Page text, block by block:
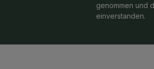
genommen und
einverstanden.